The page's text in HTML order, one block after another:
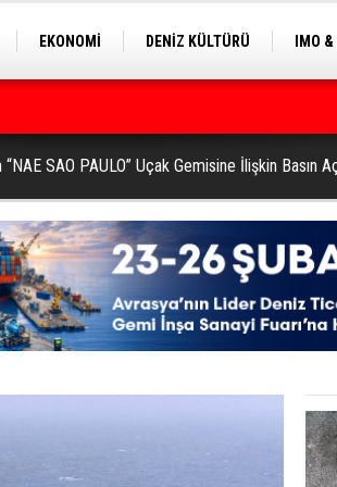
EKONOMİ DENİZ KÜLTÜRÜ
IMO
SAO PAULO” Uçak Gemisine İlişkin Basın